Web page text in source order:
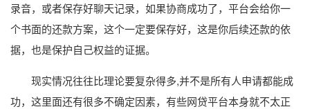
录音，或者保存好聊天记录，如果协商成功了，平台会给你一
个书面的还款方案，这个一定要保存好，这是你后续还款的依
据，也是保护自己权益的证据。
现实情况往往比理论要复杂得多,并不是所有人申请都能成
功，这里面还有很多不确定因素，有些网贷平台本身就不太正